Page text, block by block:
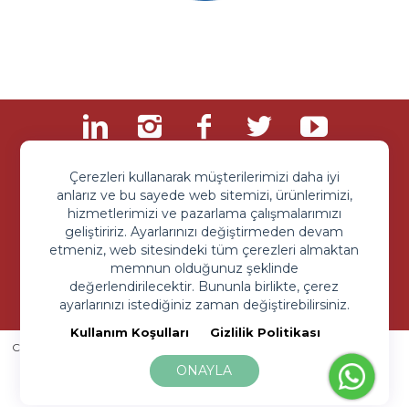
ONAYLA
Çerezleri kullanarak müşterilerimizi daha iyi
anlarız ve bu sayede web sitemizi, ürünlerimizi,
hizmetlerimizi ve pazarlama çalışmalarımızı
geliştiririz. Ayarlarınızı değiştirmeden devam
etmeniz, web sitesindeki tüm çerezleri almaktan
memnun olduğunuz şeklinde
değerlendirilecektir. Bununla birlikte, çerez
ayarlarınızı istediğiniz zaman değiştirebilirsiniz.
Kullanım Koşulları Gizlilik Politikası
Sipariş ve Sorularınız İçin
+90 850 203 9093
Copyright © 2020 All rigth reserved.
Sanayi Limited Şirketi
Gizlilik Sözleşmesi Site By Beework